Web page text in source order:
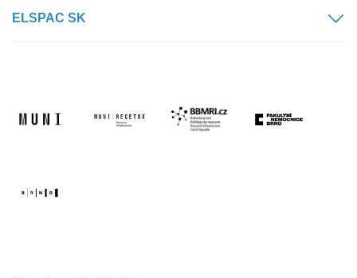
ELSPAC SK